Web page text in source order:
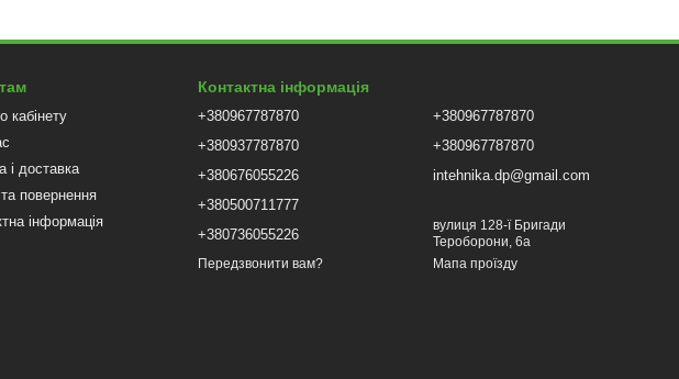
кабінету
і доставка
повернення
інформація
Контактна інформація
+380967787870
+380937787870
+380676055226
+380500711777
+380736055226
Передзвонити вам?
+380967787870
+380967787870
intehnika.dp@gmail.com
вулиця 128-ї Бригади
Тероборони, 6а
Мапа проїзду